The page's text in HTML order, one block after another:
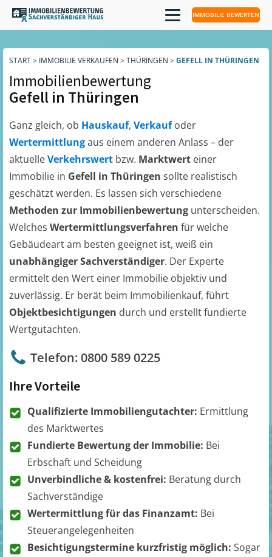
IMMOBILIE BEWERTEN
START> IMMOBILIE VERKAUFEN > THÜRINGEN > GEFELL IN THÜRINGEN
Immobilienbewertung
Gefell in Thüringen
Ganz gleich, ob Hauskauf, Verkaufoder
Wertermittlungaus einem anderen Anlass – der
aktuelleVerkehrswert bzw. Marktwert einer
Immobilie in Gefell in Thüringen sollte realistisch
geschätzt werden. Es lassen sich verschiedene
Methoden zur Immobilienbewertung unterscheiden.
Welches Wertermittlungsverfahren für welche
Gebäudeart am besten geeignet ist, weiß ein
unabhängiger Sachverständiger. Der Experte
ermittelt den Wert einer Immobilie objektiv und
zuverlässig. Er berät beim Immobilienkauf, führt
Objektbesichtigungen durch und erstellt fundierte
Wertgutachten.
Telefon: 0800 589 0225
Ihre Vorteile
Qualifizierte Immobiliengutachter: Ermittlung
des Marktwertes
Fundierte Bewertung der Immobilie: Bei
Erbschaft und Scheidung
Unverbindliche & kostenfrei: Beratung durch
Sachverständige
Wertermittlung für das Finanzamt: Bei
Steuerangelegenheiten
Besichtigungstermine kurzfristig möglich: Sogar